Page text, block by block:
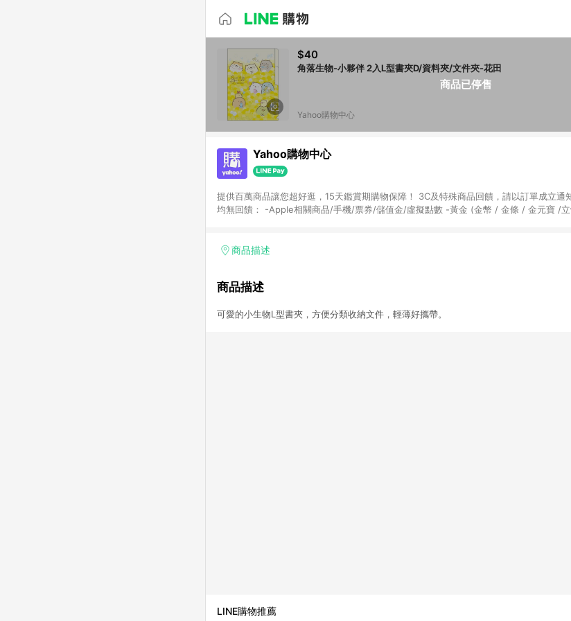
商品已停售
$40
角落生物-小夥伴 2入L型書夾D/資料夾/文件夾-花田
Yahoo購物中心
Yahoo購物中心
提供百萬商品讓您超好逛，15天鑑賞期購物保障！ 3C及特殊商品回饋，請以訂單成立通知為準 1. 請注意以下
均無回饋： -Apple相關商品/手機/票券/儲值金/虛擬點數 -黃金 (金幣 / 金條 / 金元寶 /
Yahoo超贈點回饋者 - 購物中心商店之商品：商品賣場中有標示「商店」及顯示商店名稱
商品描述
商品描述
可愛的小生物L型書夾，方便分類收納文件，輕薄好攜帶。
LINE購物推薦